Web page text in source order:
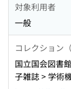
対象利用者
一般
コレクション（
国立国会図書
子雑誌 > 学術